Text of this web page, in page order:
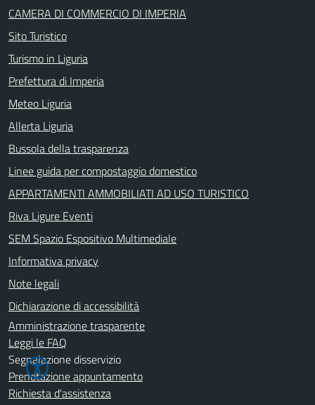
CAMERA DI COMMERCIO DI IMPERIA
Sito Turistico
Turismo in Liguria
Prefettura di Imperia
Meteo Liguria
Allerta Liguria
Bussola della trasparenza
Linee guida per compostaggio domestico
APPARTAMENTI AMMOBILIATI AD USO TURISTICO
Riva Ligure Eventi
SEM Spazio Espositivo Multimediale
Informativa privacy
Note legali
Dichiarazione di accessibilità
Amministrazione trasparente
Leggi le FAQ
Segnalazione disservizio
Prenotazione appuntamento
Richiesta d'assistenza